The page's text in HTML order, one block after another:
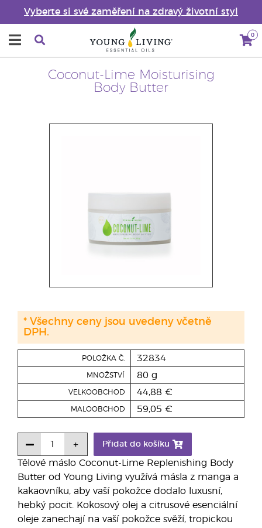
Vyberte si své zaměření na zdravý životní styl
0
Coconut-Lime Moisturising
Body Butter
Tělové máslo Coconut-Lime Replenishing Body
Butter od Young Living využívá másla z manga a
kakaovníku, aby vaší pokožce dodalo luxusní,
hebký pocit. Kokosový olej a citrusové esenciální
oleje zanechají na vaší pokožce svěží, tropickou
POLOŽKA Č. 32834
MNOŽSTVÍ 80 g
VELKOOBCHOD 44,88 €
MALOOBCHOD 59,05 €
Přidat do košíku
* Všechny ceny jsou uvedeny včetně
DPH.